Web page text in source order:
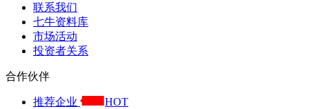
联系我们
七牛资料库
市场活动
投资者关系
合作伙伴
推荐企业
HOT